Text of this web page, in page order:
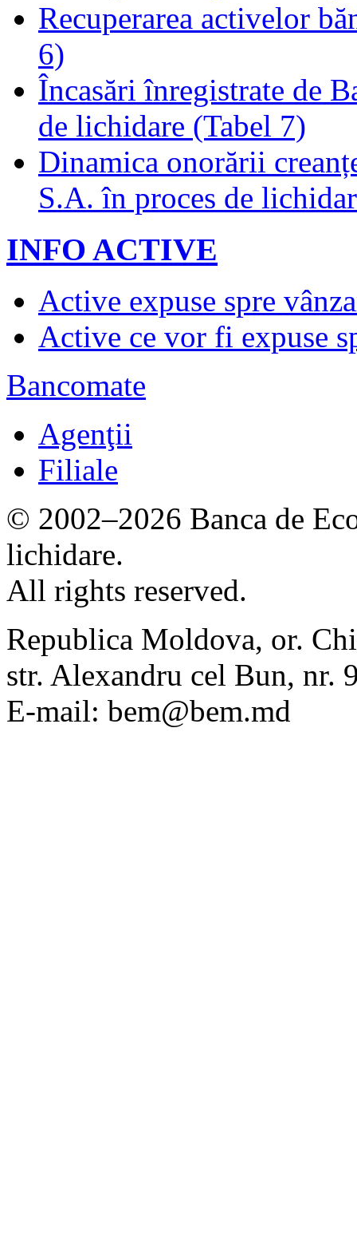
Recuperarea activelor
6)
Încasări înregistrate de
de lichidare (Tabel 7)
Dinamica onorării
S.A. în proces de
INFO ACTIVE
Active expuse spre
Active ce vor fi expuse
Bancomate
Agenţii
Filiale
© 2002–2026 Banca de
lichidare.
All rights reserved.
Republica Moldova, or.
str. Alexandru cel Bun, nr.
E-mail: bem@bem.md